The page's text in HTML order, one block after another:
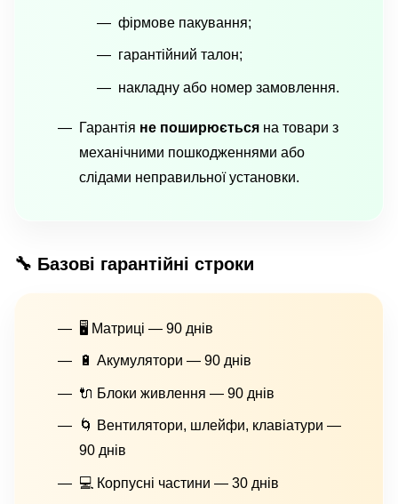
фірмове пакування;
гарантійний талон;
накладну або номер замовлення.
Гарантія не поширюється на товари з
механічними пошкодженнями або
слідами неправильної установки.
🔧 Базові гарантійні строки
🖥 Матриці — 90 днів
🔋 Акумулятори — 90 днів
🔌 Блоки живлення — 90 днів
🌀 Вентилятори, шлейфи, клавіатури —
90 днів
💻 Корпусні частини — 30 днів